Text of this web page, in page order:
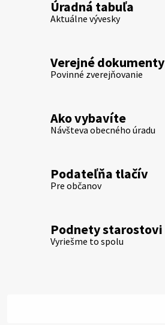
Úradná tabuľa
Aktuálne vývesky
Verejné dokumenty
Povinné zverejňovanie
Ako vybavíte
Návšteva obecného úradu
Podateľňa tlačív
Pre občanov
Podnety starostovi
Vyriešme to spolu